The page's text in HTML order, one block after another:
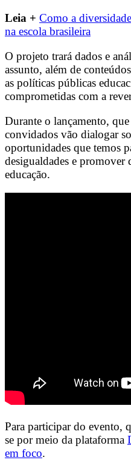
Leia + Como a
na escola brasileira
O projeto trará dados e
assunto, além de
as políticas públicas
comprometidas com a
Durante o lançamento,
convidados vão dialogar
oportunidades que temos
desigualdades e promover
educação.
Para participar do evento,
se por meio da plataforma
em foco.